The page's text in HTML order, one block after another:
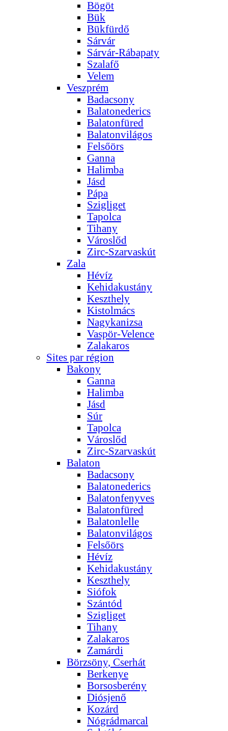
Bögöt
Bük
Bükfürdő
Sárvár
Sárvár-Rábapaty
Szalafő
Velem
Veszprém
Badacsony
Balatonederics
Balatonfüred
Balatonvilágos
Felsőörs
Ganna
Halimba
Jásd
Pápa
Szigliget
Tapolca
Tihany
Városlőd
Zirc-Szarvaskút
Zala
Hévíz
Kehidakustány
Keszthely
Kistolmács
Nagykanizsa
Vaspör-Velence
Zalakaros
Sites par région
Bakony
Ganna
Halimba
Jásd
Súr
Tapolca
Városlőd
Zirc-Szarvaskút
Balaton
Badacsony
Balatonederics
Balatonfenyves
Balatonfüred
Balatonlelle
Balatonvilágos
Felsőörs
Hévíz
Kehidakustány
Keszthely
Siófok
Szántód
Szigliget
Tihany
Zalakaros
Zamárdi
Börzsöny, Cserhát
Berkenye
Borsosberény
Diósjenő
Kozárd
Nógrádmarcal